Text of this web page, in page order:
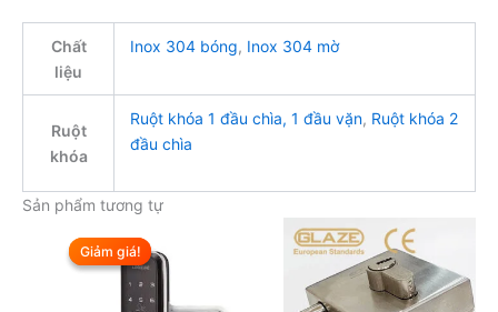
Chất
liệu
Inox 304 bóng, Inox 304 mờ
Ruột
khóa
Ruột khóa 1 đầu chìa, 1 đầu vặn, Ruột khóa 2
đầu chìa
Sản phẩm tương tự
Giảm giá!
Giảm giá!